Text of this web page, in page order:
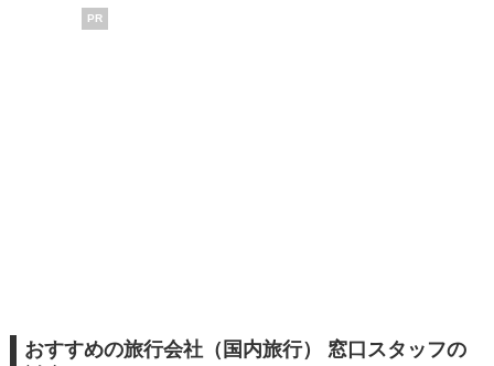
PR
おすすめの旅行会社（国内旅行） 窓口スタッフの